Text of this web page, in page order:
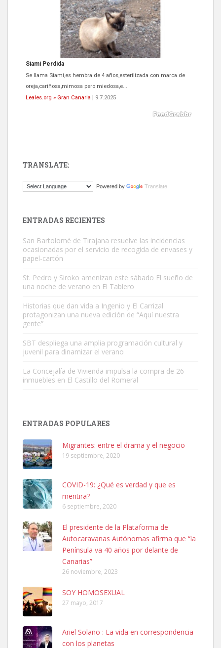
ADOPCIÓN URGENTE GATA TEROR GRAN CANARIA
El ayuntamiento se va a llevar a Los Gatos callejeros de la zona los
próximos días, ella incluida...
Leales.org » Gran Canaria
9.7.2025
Este gato macho ha aparecido en la calle hace menos de un mes,
Busco adopción responsable para mi perra. Pastor alemán,
hembra, 4 años. Por motivos personales ...
Leales.org » Gran Canaria
Leales.org » Gran Canaria
Ninfa perdida
El día 5 se los perdió una ninfa papillera, asustada tiene miedo a la
calle, se perdió por la zon...
Leales.org » Gran Canaria
6.7.2025
Adopcion
Busco casa de acogida para mi perrita ya que por temas de trabajo
TRANSLATE:
Powered by Translate
ENTRADAS RECIENTES
San Bartolomé de Tirajana resuelve las incidencias
ocasionadas por el servicio de recogida de envases y
papel-cartón
St. Pedro y Siroko amenizan este sábado El sueño de
una noche de verano en El Tablero
Historias que dan vida a Ingenio y El Carrizal
protagonizan una nueva edición de “Aquí nuestra
gente”
SBT despliega una amplia programación cultural y
juvenil para dinamizar el verano
La Concejalía de Vivienda impulsa la compra de 26
inmuebles en El Castillo del Romeral
ENTRADAS POPULARES
Migrantes: entre el drama y el negocio
19 septiembre, 2020
COVID-19: ¿Qué es verdad y que es
mentira?
6 septiembre, 2020
El presidente de la Plataforma de
Autocaravanas Autónomas afirma que “la
Península va 40 años por delante de
Canarias”
26 noviembre, 2023
SOY HOMOSEXUAL
27 mayo, 2017
Ariel Solano : La vida en correspondencia
con los planetas